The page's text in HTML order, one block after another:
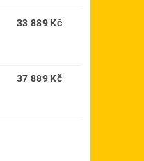
33 889 Kč
37 889 Kč